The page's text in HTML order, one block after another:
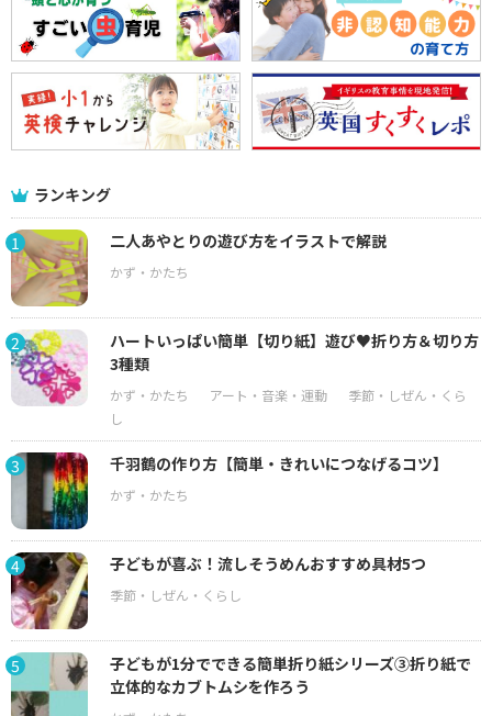
ランキング
1 二人あやとりの遊び方をイラストで解説
2
ハートいっぱい簡単【切り紙】遊び♥折り方＆切り方
3種類
3 千羽鶴の作り方【簡単・きれいにつなげるコツ】
4 子どもが喜ぶ！流しそうめんおすすめ具材5つ
5
子どもが1分でできる簡単折り紙シリーズ③折り紙で
立体的なカブトムシを作ろう